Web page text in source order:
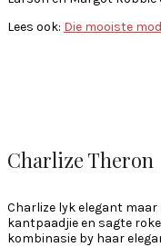
Lees ook: Die mooiste
Charlize Theron
Charlize lyk elegant
kantpaadjie en sagte
kombinasie by haar